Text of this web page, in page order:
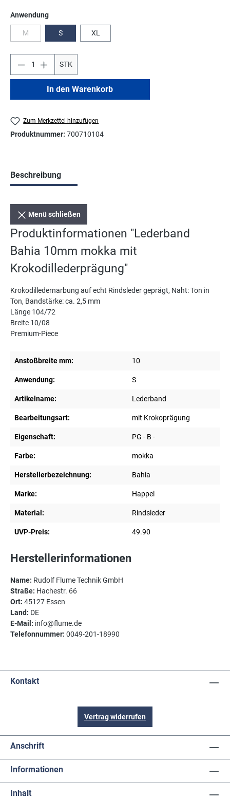
Anwendungauswählen
M(Diese Option ist zurzeit nicht verfügbar.)
S XL
STK
In den Warenkorb
Zum Merkzettel hinzufügen
Produktnummer: 700710104
Beschreibung
Menü schließen
Produktinformationen "Lederband
Bahia 10mm mokka mit
Krokodillederprägung"
Krokodilledernarbung auf echt Rindsleder geprägt, Naht: Ton in
Ton, Bandstärke: ca. 2,5 mm
Länge 104/72
Breite 10/08
Premium-Piece
Anstoßbreite mm: 10
Anwendung: S
Artikelname: Lederband
Bearbeitungsart: mit Krokoprägung
Eigenschaft: PG - B -
Farbe: mokka
Herstellerbezeichnung: Bahia
Marke: Happel
Material: Rindsleder
UVP-Preis: 49.90
Herstellerinformationen
Name: Rudolf Flume Technik GmbH
Straße: Hachestr. 66
Ort: 45127 Essen
Land: DE
E-Mail: info@flume.de
Telefonnummer: 0049-201-18990
Kontakt
Vertrag widerrufen
Anschrift
Informationen
Inhalt